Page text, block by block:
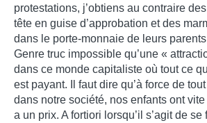
protestations, j’obtiens au contraire
tête en guise d’approbation et des
dans le porte-monnaie de leurs
Genre truc impossible qu’une «
dans ce monde capitaliste où tout ce
est payant. Il faut dire qu’à force de
dans notre société, nos enfants ont
a un prix. A fortiori lorsqu’il s’agit de